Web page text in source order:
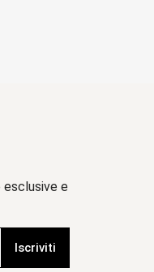
e
Iscriviti